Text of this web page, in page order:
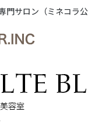
サロン（ミネコラ公